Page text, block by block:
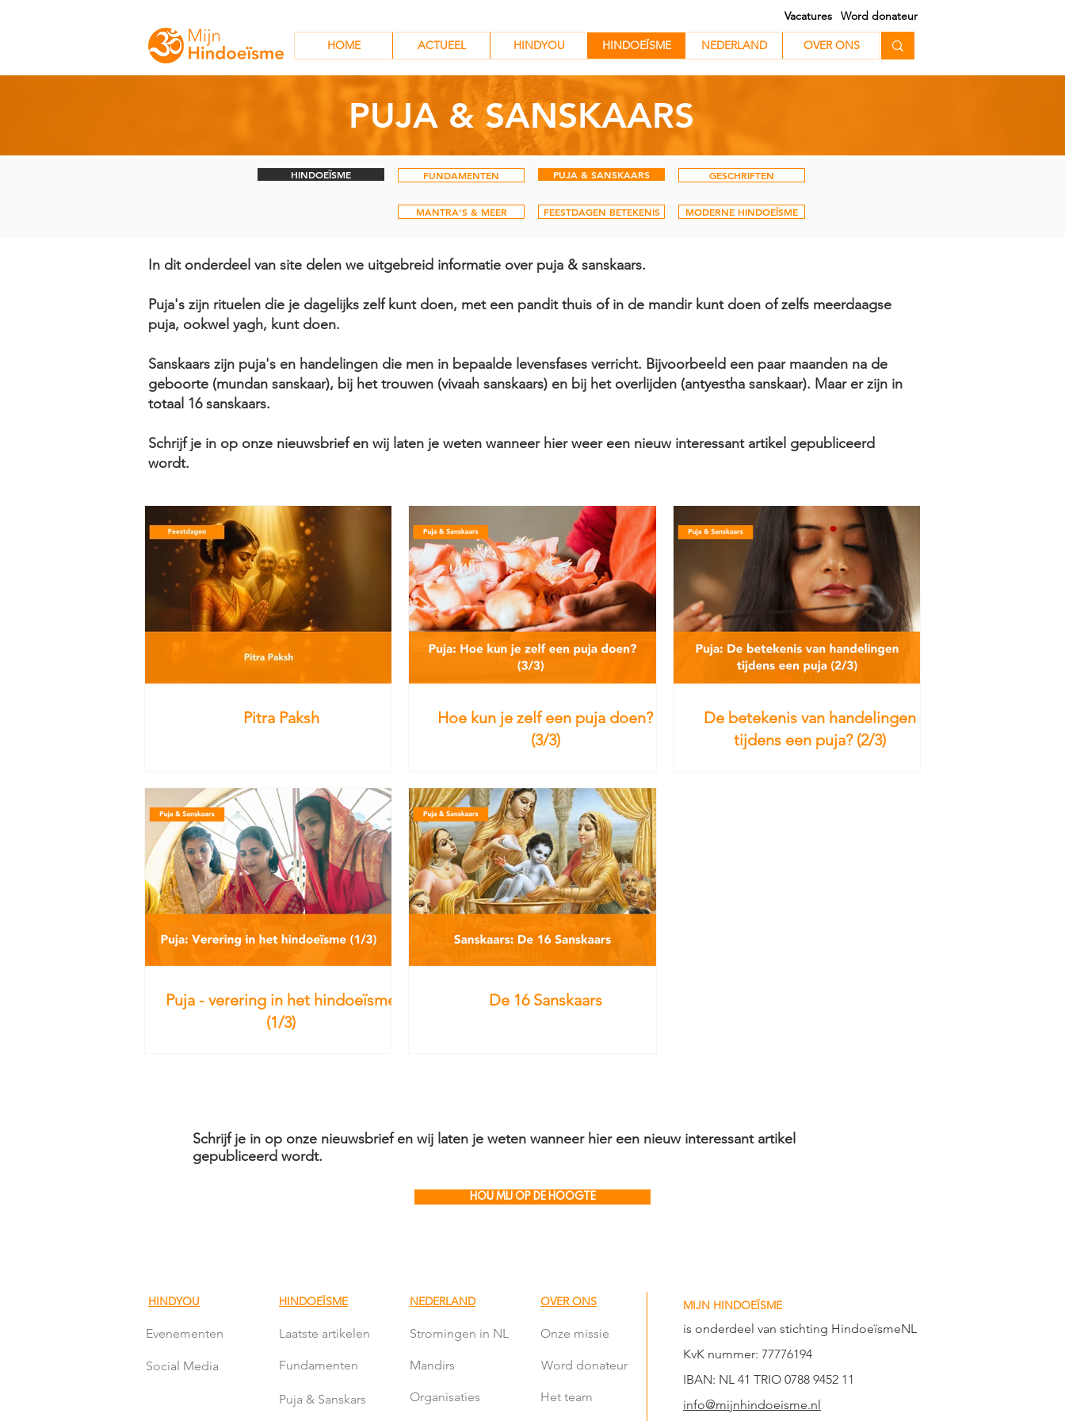
Vacatures
Word donateur
NEDERLAND
HINDOEÏSME
HINDYOU
HOME ACTUEEL HINDYOU HINDOEÏSME NEDERLAND OVER ONS
PUJA & SANSKAARS
HINDOEÏSME FUNDAMENTEN PUJA & SANSKAARS GESCHRIFTEN
MANTRA'S & MEER FEESTDAGEN BETEKENIS MODERNE HINDOEÏSME
In dit onderdeel van site delen we uitgebreid informatie over puja & sanskaars.
Puja's zijn rituelen die je dagelijks zelf kunt doen, met een pandit thuis of in de mandir kunt doen of zelfs meerdaagse
puja, ookwel yagh, kunt doen.
Sanskaars zijn puja's en handelingen die men in bepaalde levensfases verricht. Bijvoorbeeld een paar maanden na de
geboorte (mundan sanskaar), bij het trouwen (vivaah sanskaars) en bij het overlijden (antyestha sanskaar). Maar er zijn in
totaal 16 sanskaars.​
Schrijf je in op onze nieuwsbrief en wij laten je weten wanneer hier weer een nieuw interessant artikel gepubliceerd
wordt.
Pitra Paksh
Hoe kun je zelf een puja doen?
(3/3)
De betekenis van handelingen
tijdens een puja? (2/3)
Puja - verering in het hindoeïsme
(1/3)
De 16 Sanskaars
Schrijf je in op onze nieuwsbrief en wij laten je weten wanneer hier een nieuw interessant artikel
gepubliceerd wordt.
HOU MIJ OP DE HOOGTE
HINDYOU
Evenementen
Social Media
HINDOEÏSME
Laatste artikelen
Fundamenten
Puja & Sanskars
NEDERLAND
Stromingen in NL
Mandirs
Organisaties
OVER ONS
Onze missie
Word donateur
Het team
MIJN HINDOEÏSME
is onderdeel van stichting HindoeïsmeNL
KvK nummer: 77776194
IBAN: NL 41 TRIO 0788 9452 11
info@mijnhindoeisme.nl